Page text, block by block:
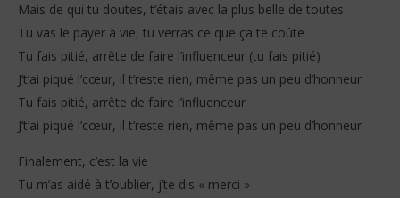
Mais de qui tu doutes, t’étais avec la plus belle de toutes
Tu vas le payer à vie, tu verras ce que ça te coûte
Tu fais pitié, arrête de faire l’influenceur (tu fais pitié)
J’t’ai piqué l’cœur, il t’reste rien, même pas un peu d’honneur
Tu fais pitié, arrête de faire l’influenceur
J’t’ai piqué l’cœur, il t’reste rien, même pas un peu d’honneur
Finalement, c’est la vie
Tu m’as aidé à t’oublier, j’te dis « merci »